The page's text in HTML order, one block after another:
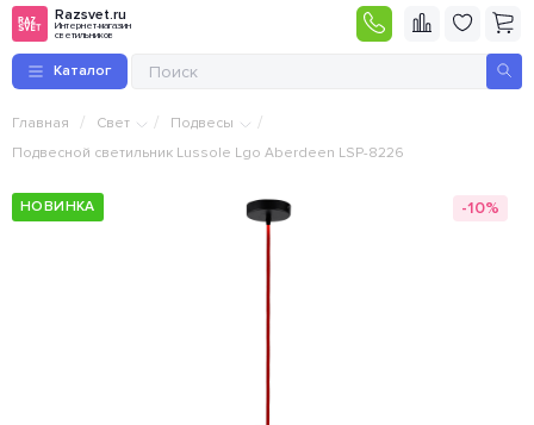
Razsvet.ru
Интернет-магазин
светильников
Каталог
Главная / Свет / Подвесы /
Подвесной светильник Lussole Lgo Aberdeen LSP-8226
НОВИНКА -10%